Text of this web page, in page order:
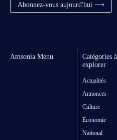
Abonnez-vous aujourd'hui ⟶
Amsonia Menu
Catégories à
explorer
Actualités
Annonces
Culture
Économie
National